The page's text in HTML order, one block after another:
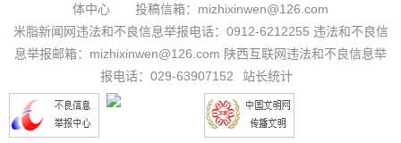
体中心 投稿信箱：mizhixinwen@126.com
米脂新闻网违法和不良信息举报电话：0912-6212255 违法和不良信
息举报邮箱：mizhixinwen@126.com 陕西互联网违法和不良信息举
报电话：029-63907152
站长统计